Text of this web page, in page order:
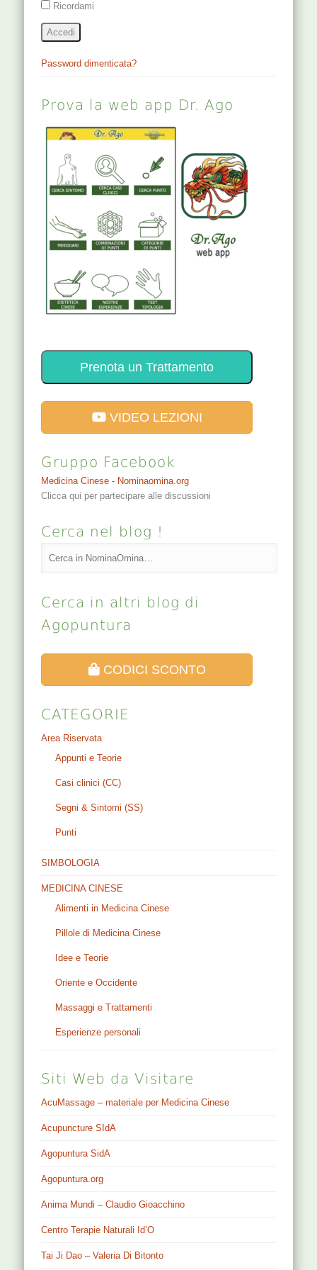
Ricordami
Accedi
Password dimenticata?
Prova la web app Dr. Ago
Prenota un Trattamento
VIDEO LEZIONI
Gruppo Facebook
Medicina Cinese - Nominaomina.org
Clicca qui per partecipare alle discussioni
Cerca nel blog !
Cerca in altri blog di
Agopuntura
CODICI SCONTO
CATEGORIE
Area Riservata
Appunti e Teorie
Casi clinici (CC)
Segni & Sintomi (SS)
Punti
SIMBOLOGIA
MEDICINA CINESE
Alimenti in Medicina Cinese
Pillole di Medicina Cinese
Idee e Teorie
Oriente e Occidente
Massaggi e Trattamenti
Esperienze personali
Siti Web da Visitare
AcuMassage – materiale per Medicina Cinese
Acupuncture SIdA
Agopuntura SidA
Agopuntura.org
Anima Mundi – Claudio Gioacchino
Centro Terapie Naturali Id’O
Tai Ji Dao – Valeria Di Bitonto